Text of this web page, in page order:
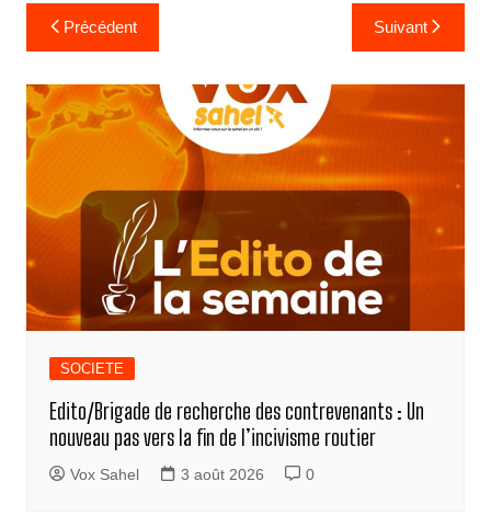
Navigation
de
l’article
Précédent Suivant
SOCIETE
Edito/Brigade de recherche des contrevenants : Un
nouveau pas vers la fin de l’incivisme routier
Vox Sahel 3 août 2026 0